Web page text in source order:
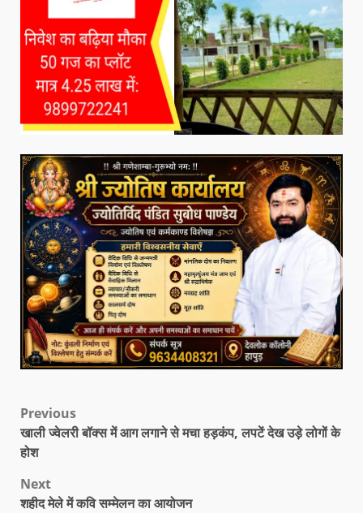
Previous
खाली ज्वेलरी बॉक्स में आग लगाने से मचा हड़कंप, लपटें देख उड़े लोगों के
होश
Next
शहीद मेले में कवि सम्मेलन का आयोजन